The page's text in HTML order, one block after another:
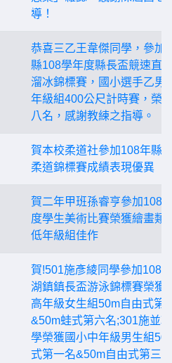
導！
恭喜三乙王韋傑同學，參加
縣108學年度縣長盃競速直
溜冰錦標賽，國小選手乙男
年級組400公尺計時賽，榮
八名，感謝教練之指導。
賀本校柔道社參加108年縣
柔道錦標賽成績表現優異
賀二年甲班孫睿亨參加108
度學生美術比賽榮獲繪畫類
低年級組佳作
賀!501施彥綾同學參加108
湖鎮鎮長盃游泳錦標賽榮獲
高年級女生組50m自由式第
&50m蛙式第六名;301施並
學榮獲國小中年級男生組
式第一名&50m自由式第三